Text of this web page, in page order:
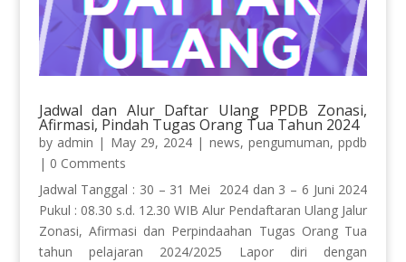
Jadwal dan Alur Daftar Ulang PPDB Zonasi,
Afirmasi, Pindah Tugas Orang Tua Tahun 2024
by admin | May 29, 2024 | news,pengumuman,ppdb
| 0 Comments
Jadwal Tanggal : 30 – 31 Mei 2024 dan 3 – 6 Juni 2024
Pukul : 08.30 s.d. 12.30 WIB Alur Pendaftaran Ulang Jalur
Zonasi, Afirmasi dan Perpindaahan Tugas Orang Tua
tahun pelajaran 2024/2025 Lapor diri dengan